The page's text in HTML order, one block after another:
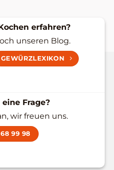
erfahren?
unseren Blog.
GEWÜRZLEXIKON
Frage?
wir freuen uns.
99 98